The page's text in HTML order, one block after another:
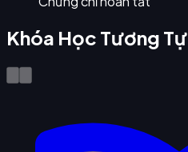
Khóa Học Tương Tự